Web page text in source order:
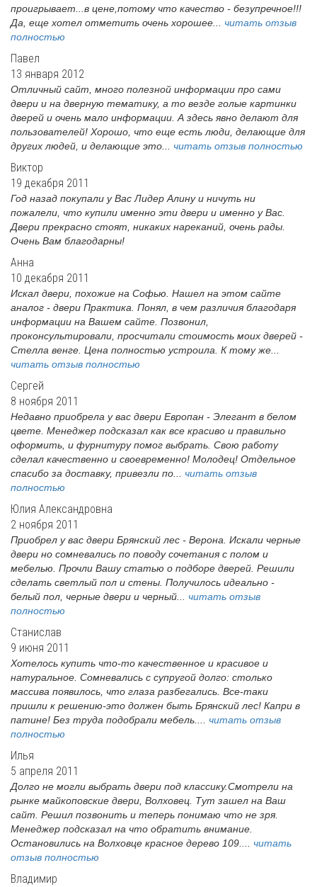
проигрывает...в цене,потому что качество - безупречное!!!
Да, еще хотел отметить очень хорошее... читать отзыв
полностью
Павел
13 января 2012
Отличный сайт, много полезной информации про сами
двери и на дверную тематику, а то везде голые картинки
дверей и очень мало информации. А здесь явно делают для
пользователей! Хорошо, что еще есть люди, делающие для
других людей, и делающие это... читать отзыв полностью
Виктор
19 декабря 2011
Год назад покупали у Вас Лидер Алину и ничуть ни
пожалели, что купили именно эти двери и именно у Вас.
Двери прекрасно стоят, никаких нареканий, очень рады.
Очень Вам благодарны!
Анна
10 декабря 2011
Искал двери, похожие на Софью. Нашел на этом сайте
аналог - двери Практика. Понял, в чем различия благодаря
информации на Вашем сайте. Позвонил,
проконсультировали, просчитали стоимость моих дверей -
Стелла венге. Цена полностью устроила. К тому же...
читать отзыв полностью
Сергей
8 ноября 2011
Недавно приобрела у вас двери Европан - Элегант в белом
цвете. Менеджер подсказал как все красиво и правильно
оформить, и фурнитуру помог выбрать. Свою работу
сделал качественно и своевременно! Молодец! Отдельное
спасибо за доставку, привезли по... читать отзыв
полностью
Юлия Александровна
2 ноября 2011
Приобрел у вас двери Брянский лес - Верона. Искали черные
двери но сомневались по поводу сочетания с полом и
мебелью. Прочли Вашу статью о подборе дверей. Решили
сделать светлый пол и стены. Получилось идеально -
белый пол, черные двери и черный... читать отзыв
полностью
Станислав
9 июня 2011
Хотелось купить что-то качественное и красивое и
натуральное. Сомневались с супругой долго: столько
массива появилось, что глаза разбегались. Все-таки
пришли к решению-это должен быть Брянский лес! Капри в
патине! Без труда подобрали мебель.... читать отзыв
полностью
Илья
5 апреля 2011
Долго не могли выбрать двери под классику.Смотрели на
рынке майкоповские двери, Волховец. Тут зашел на Ваш
сайт. Решил позвонить и теперь понимаю что не зря.
Менеджер подсказал на что обратить внимание.
Остановились на Волховце красное дерево 109.... читать
отзыв полностью
Владимир